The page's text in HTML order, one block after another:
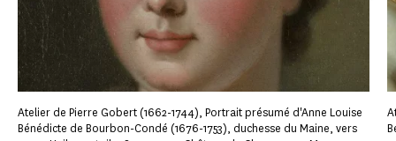
Atelier de Pierre Gobert (1662-1744), Portrait présumé d'Anne Louise
Bénédicte de Bourbon-Condé (1676-1753), duchesse du Maine, vers